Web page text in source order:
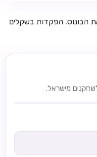
הבונוס. הפקדות בשקלים